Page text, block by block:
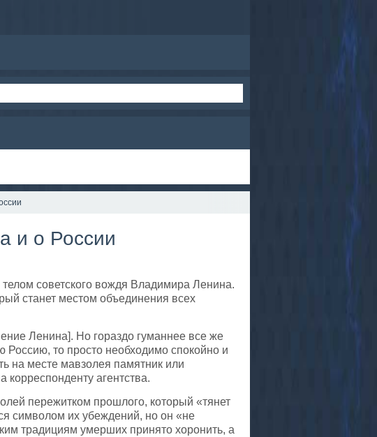
и о России
советского вождя Владимира Ленина.
станет местом объединения всех
Ленина]. Но гораздо гуманнее все же
Россию, то просто необходимо спокойно и
на месте мавзолея памятник или
агентства.
пережитком прошлого, который «тянет
символом их убеждений, но он «не
традициям умерших принято хоронить, а